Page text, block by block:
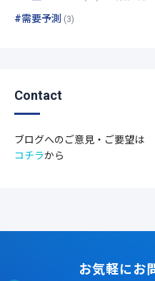
#需要予測 (3)
Contact
ブログへのご意見・ご要望は
コチラから
お気軽にお